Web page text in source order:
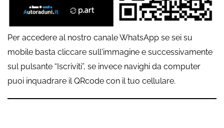
Per accedere al nostro canale WhatsApp se sei su
mobile basta cliccare sull'immagine e successivamente
sul pulsante “Iscriviti”, se invece navighi da computer
puoi inquadrare il QRcode con il tuo cellulare.